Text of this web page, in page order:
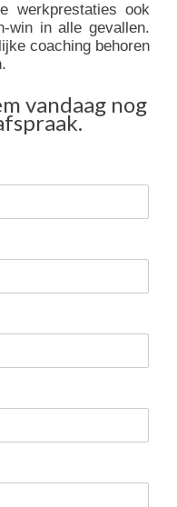
werkprestaties ook
win in alle gevallen.
coaching behoren
vandaag nog